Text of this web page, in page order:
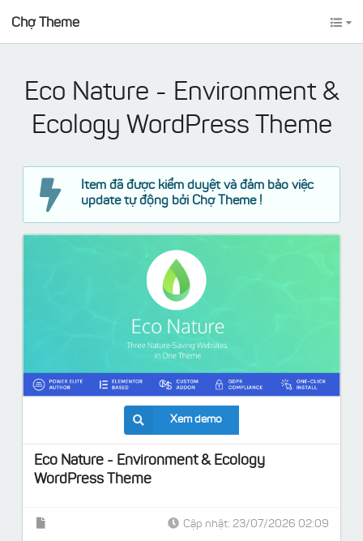
Chợ Theme
Eco Nature - Environment &
Ecology WordPress Theme
Item đã được kiểm duyệt và đảm bảo việc
update tự động bởi Chợ Theme !
Xem demo
Eco Nature - Environment & Ecology
WordPress Theme
Cập nhật: 23/07/2026 02:09